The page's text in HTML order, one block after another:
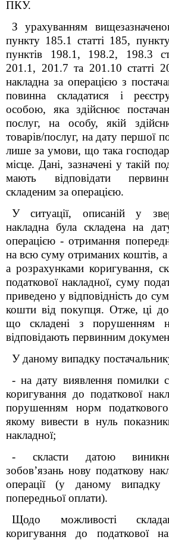
ПКУ.
З урахуванням
пункту 185.1 статті 185,
пунктів 198.1, 198.2, 198.3
201.1, 201.7 та 201.10 статті
накладна за операцією з
повинна складатися і
особою, яка здійснює
послуг, на особу, якій
товарів/послуг, на дату першої
лише за умови, що така
місце. Дані, зазначені у такій
мають відповідати
складеним за операцією.
У ситуації, описаній у
накладна була складена на
операцією - отримання
на всю суму отриманих коштів, а
а розрахунками коригування,
податкової накладної, суму
приведено у відповідність до
кошти від покупця. Отже, ці
що складені з
відповідають первинним
У даному випадку
- на дату виявлення помилки
коригування до податкової
порушенням норм
якому вивести в нуль
накладної;
- скласти датою
зобов’язань нову податкову
операції (у даному
попередньої оплати).
Щодо можливості
коригування до податкової